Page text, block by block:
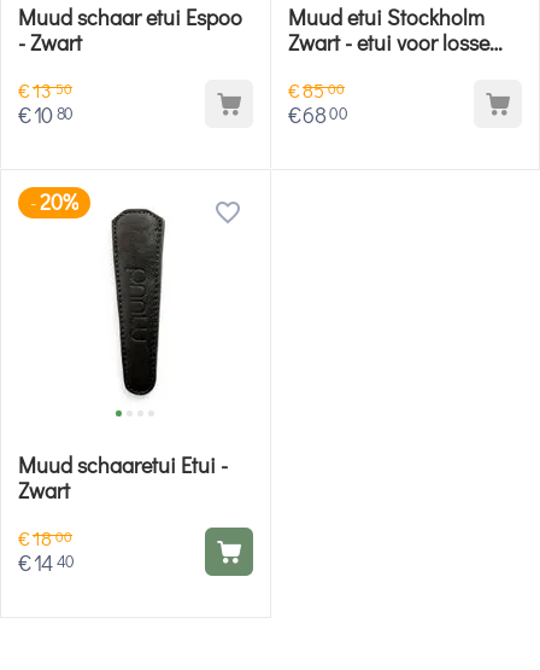
Muud schaar etui Espoo
- Zwart
€1350
€1080
Muud etui Stockholm
Zwart - etui voor losse
€8500
€6800
-20%
Muud schaaretui Etui -
Zwart
€1800
€1440